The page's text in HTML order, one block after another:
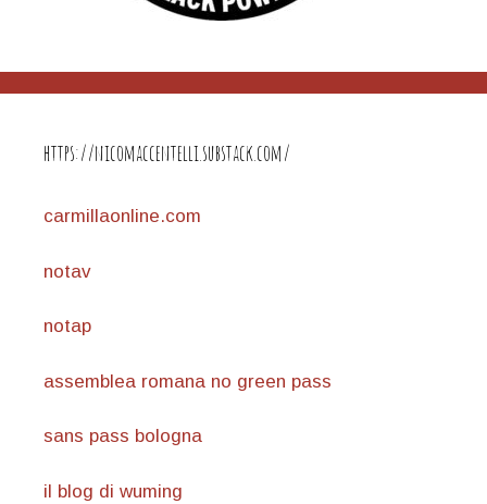
https://nicomaccentelli.substack.com/
carmillaonline.com
notav
notap
assemblea romana no green pass
sans pass bologna
il blog di wuming